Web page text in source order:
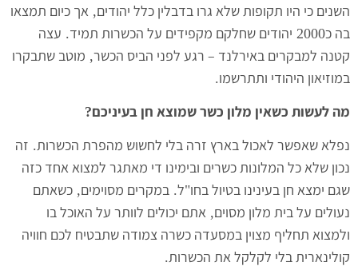
השנים כי היו תקופות שלא גרו בדבלין כלל יהודים, אך כיום תמצאו
בה כ2000 יהודים שחלקם מקפידים על הכשרות תמיד. עצה
קטנה למבקרים באירלנד – רגע לפני הביס הכשר, מוטב שתבקרו
במוזיאון היהודי ותתרשמו.
מה לעשות כשאין מלון כשר שמוצא חן בעיניכם?
נפלא שאפשר לאכול בארץ זרה בלי לחשוש מהפרת הכשרות. זה
נכון שלא כל המלונות כשרים ובימינו די מאתגר למצוא אחד כזה
שגם ימצא חן בעינינו בטיול בחו"ל. במקרים מסוימים, כשאתם
נעולים על בית מלון מסוים, אתם יכולים לוותר על האוכל בו
ולמצוא תחליף מצוין במסעדה כשרה צמודה שתבטיח לכם חוויה
קולינארית בלי לקלקל את הכשרות.